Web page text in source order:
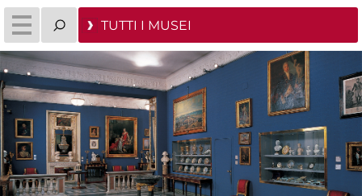
TUTTI I MUSEI